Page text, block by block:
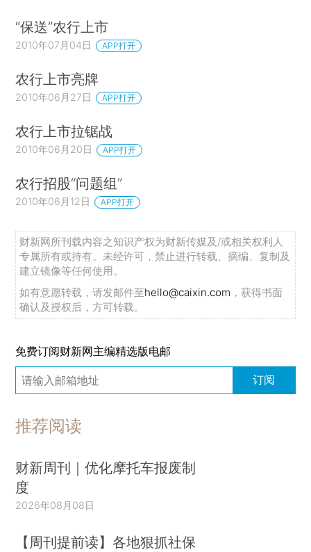
“保送”农行上市
2010年07月04日 APP打开
农行上市亮牌
2010年06月27日 APP打开
农行上市拉锯战
2010年06月20日 APP打开
农行招股“问题组”
2010年06月12日 APP打开
财新网所刊载内容之知识产权为财新传媒及/或相关权利人
专属所有或持有。未经许可，禁止进行转载、摘编、复制及
建立镜像等任何使用。
如有意愿转载，请发邮件至hello@caixin.com ，获得书面
确认及授权后，方可转载。
免费订阅财新网主编精选版电邮
订阅
推荐阅读
财新周刊｜优化摩托车报废制
度
2026年08月08日
【周刊提前读】各地狠抓社保